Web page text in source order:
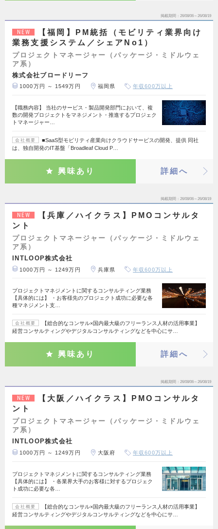
掲載期間 26/08/06～26/08/19
NEW
【福岡】PM統括（モビリティ業界向け
業務支援システム／シェアNo1）
プロジェクトマネージャー（パッケージ・ミドルウェ
ア系）
株式会社ブロードリーフ
1000万円 ～ 1549万円 福岡県 年収600万以上
【職務内容】 当社のサービス・製品開発部門において、複
数の開発プロジェクトをマネジメント・推進するプロジェク
トマネージャー…
会社概要
■SaaS型モビリティ産業向けクラウドサービスの開発、提供 同社
は、独自開発のIT基盤「Broadleaf Cloud P…
興味あり 詳細へ
掲載期間 26/08/06～26/08/19
NEW
【兵庫／ハイクラス】PMOコンサルタ
ント
プロジェクトマネージャー（パッケージ・ミドルウェ
ア系）
INTLOOP株式会社
1000万円 ～ 1249万円 兵庫県 年収600万以上
プロジェクトマネジメントに関するコンサルティング業務
【具体的には】 ・お客様先のプロジェクト成功に必要な各
種マネジメント支…
会社概要
【総合的なコンサル×国内最大級のフリーランス人材の活用事業】
経営コンサルティングやデジタルコンサルティングなどを中心にサ…
興味あり 詳細へ
掲載期間 26/08/06～26/08/19
NEW
【大阪／ハイクラス】PMOコンサルタ
ント
プロジェクトマネージャー（パッケージ・ミドルウェ
ア系）
INTLOOP株式会社
1000万円 ～ 1249万円 大阪府 年収600万以上
プロジェクトマネジメントに関するコンサルティング業務
【具体的には】 ・各業界大手のお客様に対するプロジェク
ト成功に必要な各…
会社概要
【総合的なコンサル×国内最大級のフリーランス人材の活用事業】
経営コンサルティングやデジタルコンサルティングなどを中心にサ…